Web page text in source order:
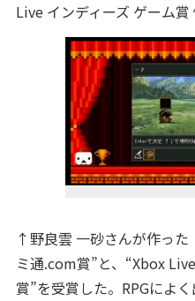
Live インディーズ ゲーム賞
↑野良雲 一砂さんが作った
ミ通.com賞”と、“Xbox
賞”を受賞した。RPGによ